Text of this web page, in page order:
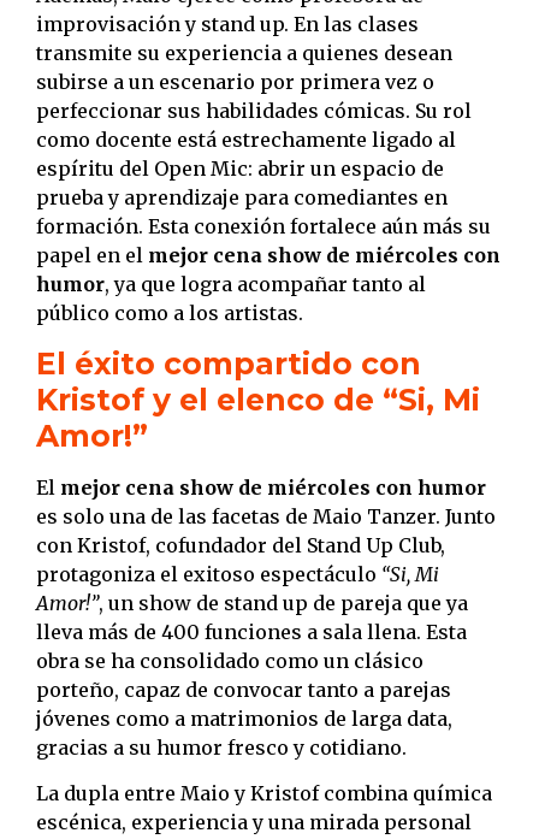
improvisación y stand up. En las clases
transmite su experiencia a quienes desean
subirse a un escenario por primera vez o
perfeccionar sus habilidades cómicas. Su rol
como docente está estrechamente ligado al
espíritu del Open Mic: abrir un espacio de
prueba y aprendizaje para comediantes en
formación. Esta conexión fortalece aún más su
papel en el mejor cena show de miércoles con
humor, ya que logra acompañar tanto al
público como a los artistas.
El éxito compartido con
Kristof y el elenco de “Si, Mi
Amor!”
El mejor cena show de miércoles con humor
es solo una de las facetas de Maio Tanzer. Junto
con Kristof, cofundador del Stand Up Club,
protagoniza el exitoso espectáculo “Si, Mi
Amor!”, un show de stand up de pareja que ya
lleva más de 400 funciones a sala llena. Esta
obra se ha consolidado como un clásico
porteño, capaz de convocar tanto a parejas
jóvenes como a matrimonios de larga data,
gracias a su humor fresco y cotidiano.
La dupla entre Maio y Kristof combina química
escénica, experiencia y una mirada personal